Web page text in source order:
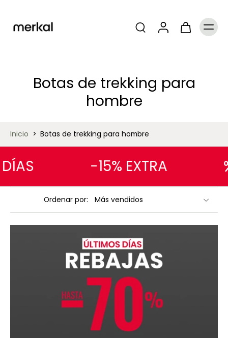
Botas de trekking para
hombre
Inicio > Botas de trekking para hombre
-15% EXTRA
Ordenar por: